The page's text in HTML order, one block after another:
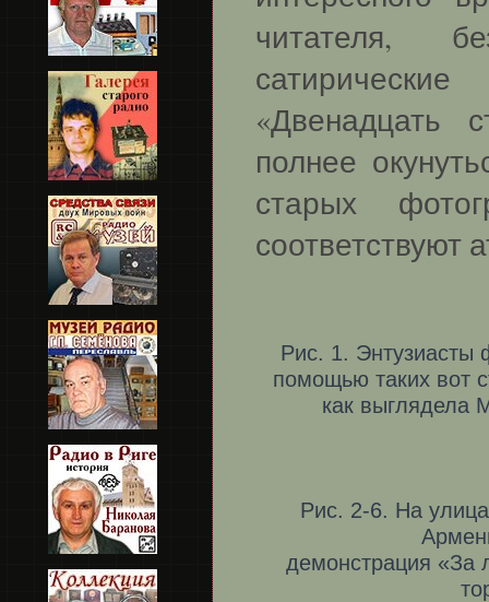
читателя,
«Двенадцать
полнее
старых
соответствуют
Рис. 1. Энтузиасты
помощью таких вот
как выглядела
Рис. 2-6. На
демонстрация «За